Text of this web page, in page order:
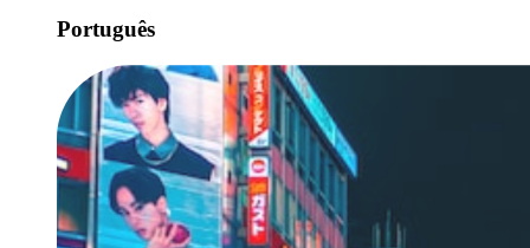
Português